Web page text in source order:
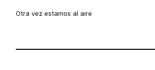
Otra vez estamos al aire